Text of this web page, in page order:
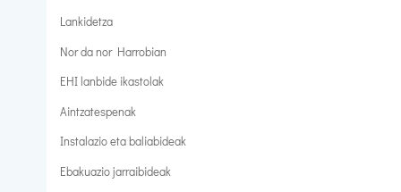
Lankidetza
Nor da nor Harrobian
EHI lanbide ikastolak
Aintzatespenak
Instalazio eta baliabideak
Ebakuazio jarraibideak